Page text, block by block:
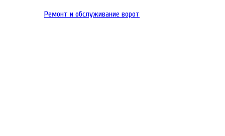
Ремонт и обслуживание ворот